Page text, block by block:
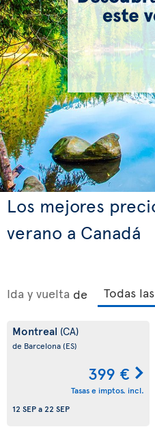
Los mejores
verano a Canadá
Ida y vuelta de
Montreal (CA)
de Barcelona(ES)
399 €
Tasas e imptos. incl.
12 SEPa22 SEP